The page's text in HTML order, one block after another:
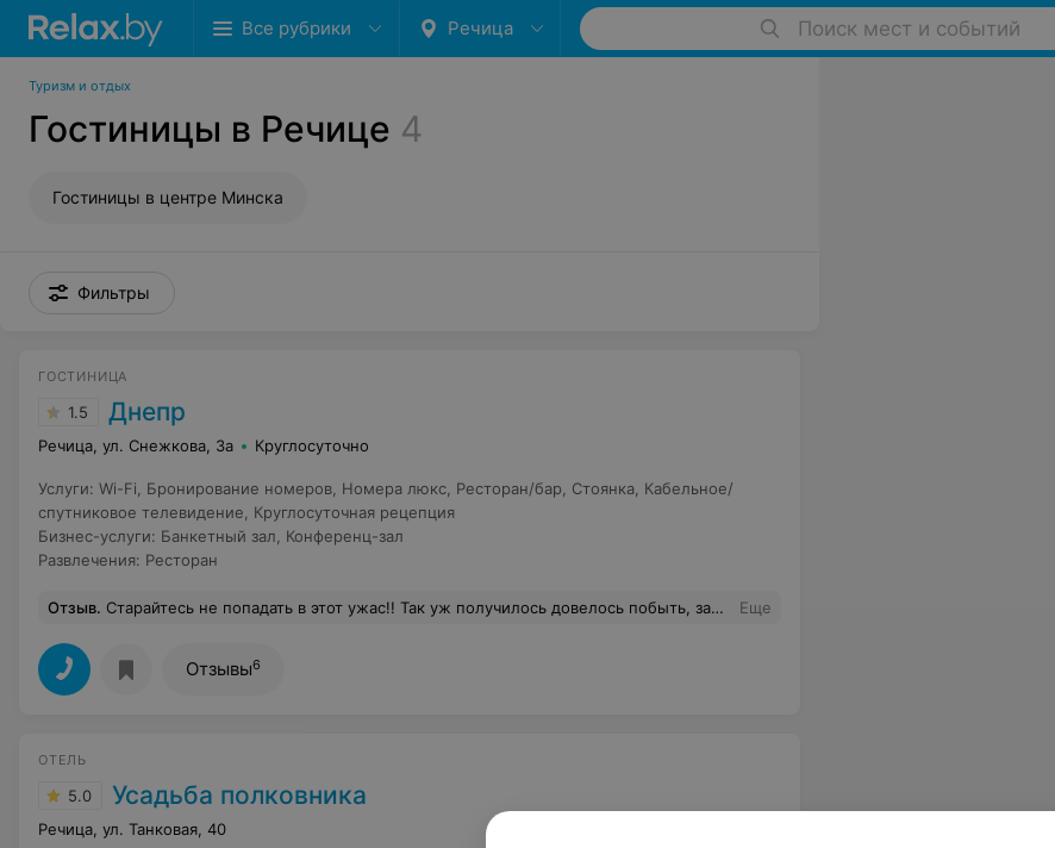
Все рубрики Речица Поиск мест и событий
Туризм и отдых
Гостиницы в Речице 4
Гостиницы в центре Минска
Фильтры
ГОСТИНИЦА
1.5 Днепр
Речица, ул. Снежкова, 3а Круглосуточно
Услуги: Wi-Fi Бронирование номеров Номера люкс Ресторан/бар Стоянка Кабельное/
спутниковое телевидение
Круглосуточная рецепция
Бизнес-услуги: Банкетный зал
Конференц-зал
Развлечения: Ресторан
Отзыв. Старайтесь не попадать в этот ужас!! Так уж получилось довелось побыть, заходишь в гостиницу ничего думаешь! Но потом зашел в номер, шок...грязно, тумбочка разваливается, телевизор не работает, стены грязные, вся мебель старая, ладно мебель старая, но должна же быть хотя бы чистая, вообщем так было не приятно там находится! На балконе грязно, бычки валяются повсюду, на шкафу чей-то носок. Номер был на 5 этаже, но вайфай туда не доходил так сказали на ресепшене, нет смысла брать пароль не подключится!!!Никому не советую побывать в данном месте, я сбежал, даже помыться не было желания, плитка грязная, всё грязное!!Руководству советую привести в порядок гостиницу, и тогда брать из неё деньги, пересмотреть рабочий персонал(горничных)они явно халтурят! На фото номер на 5 этаже, стоил на человека 18 рублей, нас было двое!!! Номер в отвратительном состоянии! Избегайте эту гостиницу! Еще
Отзывы6
ОТЕЛЬ
5.0 Усадьба полковника
Речица, ул. Танковая, 40